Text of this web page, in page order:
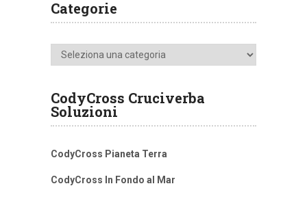
Categorie
Categorie
CodyCross Cruciverba
Soluzioni
CodyCross Pianeta Terra
CodyCross In Fondo al Mar